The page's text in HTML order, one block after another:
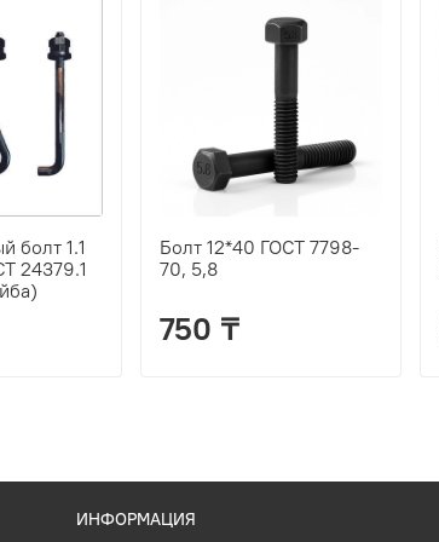
болт 1.1
24379.1
Болт 12*40 ГОСТ 7798-
70, 5,8
750 ₸
ИНФОРМАЦИЯ